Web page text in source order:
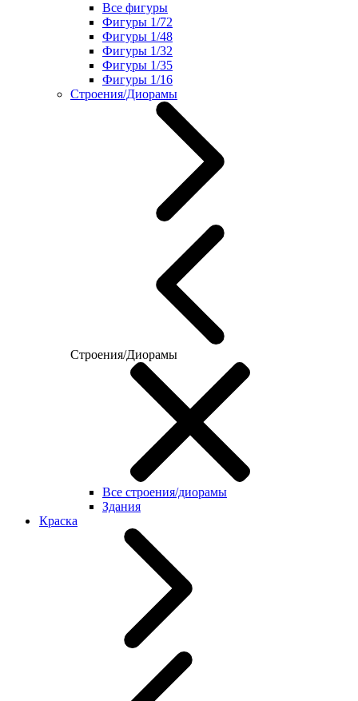
Все фигуры
Фигуры 1/72
Фигуры 1/48
Фигуры 1/32
Фигуры 1/35
Фигуры 1/16
Строения/Диорамы
Строения/Диорамы
Все строения/диорамы
Здания
Краска